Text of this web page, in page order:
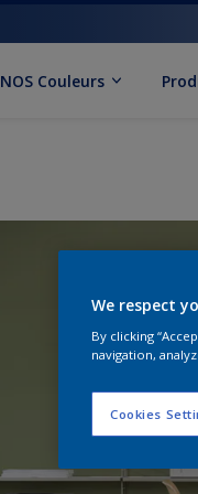
NOS Couleurs
We respect
By clicking
navigation,
Cookies